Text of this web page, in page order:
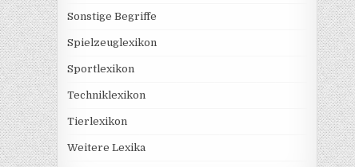
Sonstige Begriffe
Spielzeuglexikon
Sportlexikon
Techniklexikon
Tierlexikon
Weitere Lexika